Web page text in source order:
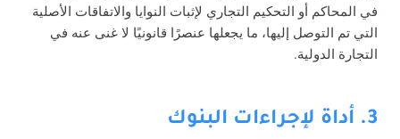
في المحاكم أو التحكيم التجاري لإثبات النوايا والاتفاقات الأصلية
التي تم التوصل إليها، ما يجعلها عنصرًا قانونيًا لا غنى عنه في
التجارة الدولية.
3. أداة لإجراءات البنوك